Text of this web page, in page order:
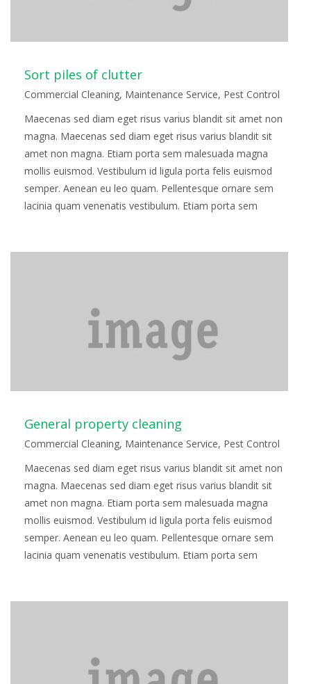
Sort piles of clutter
Commercial Cleaning, Maintenance Service, Pest Control
Maecenas sed diam eget risus varius blandit sit amet non
magna. Maecenas sed diam eget risus varius blandit sit
amet non magna. Etiam porta sem malesuada magna
mollis euismod. Vestibulum id ligula porta felis euismod
semper. Aenean eu leo quam. Pellentesque ornare sem
lacinia quam venenatis vestibulum. Etiam porta sem
Read more
General property cleaning
Commercial Cleaning, Maintenance Service, Pest Control
Maecenas sed diam eget risus varius blandit sit amet non
magna. Maecenas sed diam eget risus varius blandit sit
amet non magna. Etiam porta sem malesuada magna
mollis euismod. Vestibulum id ligula porta felis euismod
semper. Aenean eu leo quam. Pellentesque ornare sem
lacinia quam venenatis vestibulum. Etiam porta sem
Read more